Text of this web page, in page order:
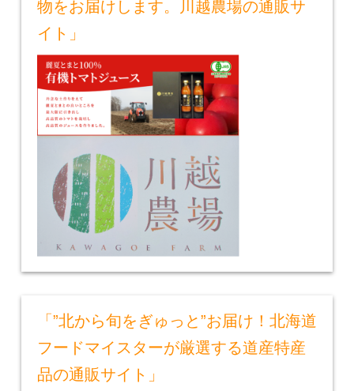
物をお届けします。川越農場の通販サ
イト」
「”北から旬をぎゅっと”お届け！北海道
フードマイスターが厳選する道産特産
品の通販サイト」